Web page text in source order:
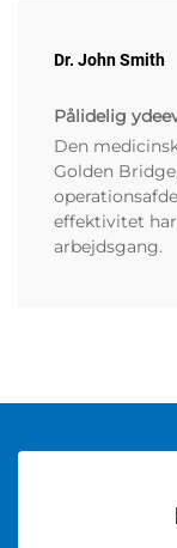
Dr. John Smith
Pålidelig
Den
Golden
effektivitet
arbejdsgang.